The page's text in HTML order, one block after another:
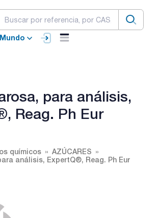
para análisis,
Reag. Ph Eur
químicos
AZÚCARES
análisis, ExpertQ®, Reag. Ph Eur